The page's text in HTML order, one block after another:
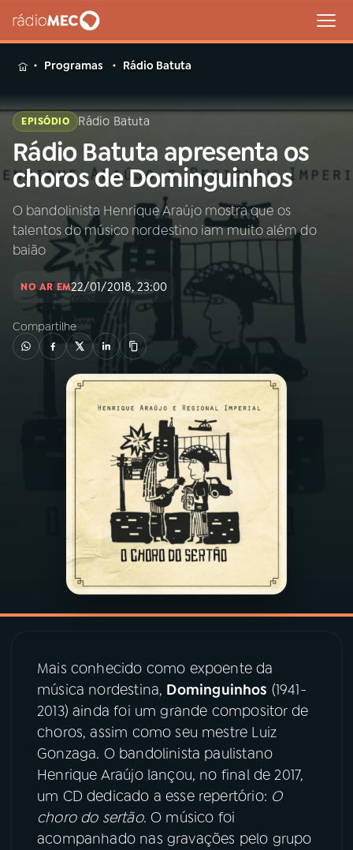
MENU
Buscar
na
Rádio
MEC
Buscar
Início AO VIVO
01INÍCIO
02A RÁDIO
PROGRAMAÇÃO
PROGRAMAS
PODCASTS
VIDEOCASTS
ÚLTIMAS
ACOMPANHE A RÁDIO MEC
YouTube Facebook
Instagram X
TikTok
Programas Rádio Batuta
EPISÓDIO Rádio Batuta
Rádio Batuta apresenta os
choros de Dominguinhos
O bandolinista Henrique Araújo mostra que os
talentos do músico nordestino iam muito além do
baião
NO AR EM22/01/2018, 23:00
Compartilhe
Mais conhecido como expoente da
música nordestina, Dominguinhos (1941-
2013) ainda foi um grande compositor de
choros, assim como seu mestre Luiz
Gonzaga. O bandolinista paulistano
Henrique Araújo lançou, no final de 2017,
um CD dedicado a esse repertório: O
choro do sertão. O músico foi
acompanhado nas gravações pelo grupo